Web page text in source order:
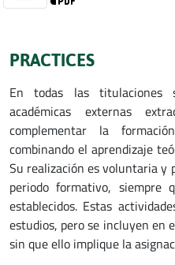
PRACTICES
En todas las titulaciones
académicas externas
complementar la
combinando el aprendizaje
Su realización es voluntaria y
periodo formativo, siempre
establecidos. Estas
estudios, pero se incluyen en
sin que ello implique la